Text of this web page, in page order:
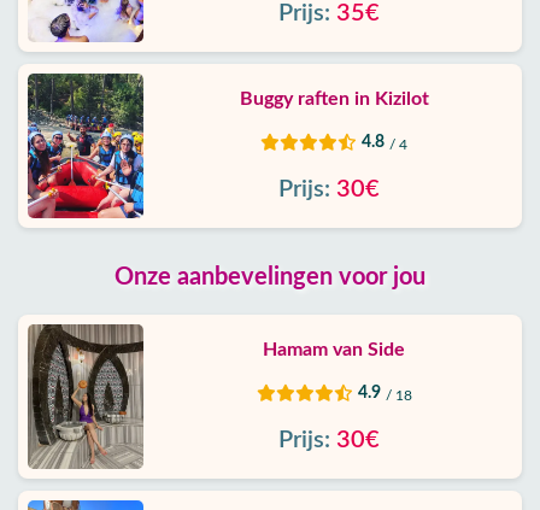
Prijs: 35€
Buggy raften in Kizilot
4.8 / 4
Prijs: 30€
Onze aanbevelingen voor jou
Hamam van Side
4.9 / 18
Prijs: 30€